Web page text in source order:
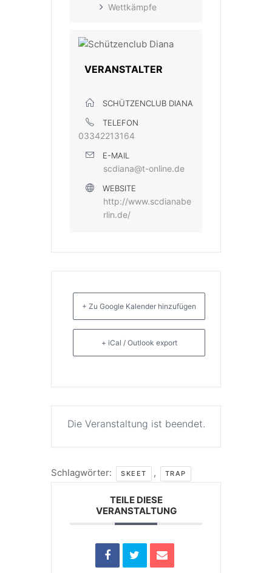
Wettkämpfe
VERANSTALTER
SCHÜTZENCLUB DIANA
TELEFON
03342213164
E-MAIL
scdiana@t-online.de
WEBSITE
http://www.scdianabe
rlin.de/
+ Zu Google Kalender hinzufügen
+ iCal / Outlook export
Die Veranstaltung ist beendet.
Schlagwörter: SKEET , TRAP
TEILE DIESE
VERANSTALTUNG